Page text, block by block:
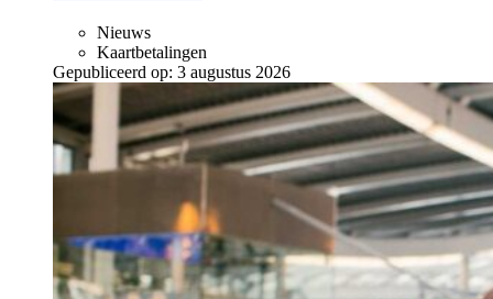
Nieuws
Kaartbetalingen
Gepubliceerd op: 3 augustus 2026